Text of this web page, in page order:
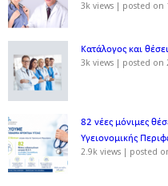
3k views | posted on
Κατάλογος και
3k views | posted on
82 νέες μόνιμες
Υγειονομικής
2.9k views | posted